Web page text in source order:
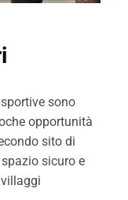
sono
opportunità
sito di
sicuro e